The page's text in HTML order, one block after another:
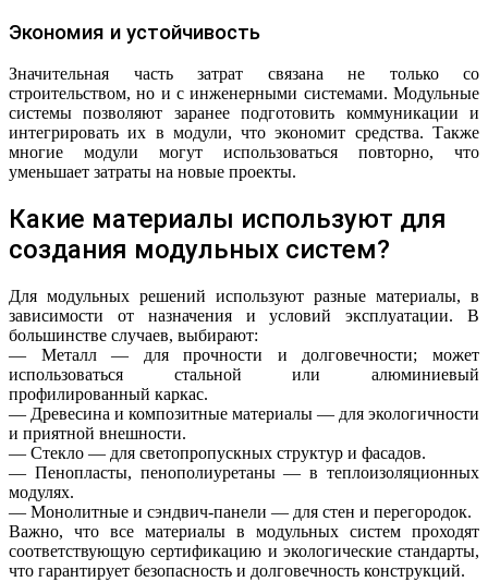
Экономия и устойчивость
Значительная часть затрат связана не только со
строительством, но и с инженерными системами. Модульные
системы позволяют заранее подготовить коммуникации и
интегрировать их в модули, что экономит средства. Также
многие модули могут использоваться повторно, что
уменьшает затраты на новые проекты.
Какие материалы используют для
создания модульных систем?
Для модульных решений используют разные материалы, в
зависимости от назначения и условий эксплуатации. В
большинстве случаев, выбирают:
— Металл — для прочности и долговечности; может
использоваться стальной или алюминиевый
профилированный каркас.
— Древесина и композитные материалы — для экологичности
и приятной внешности.
— Стекло — для светопропускных структур и фасадов.
— Пенопласты, пенополиуретаны — в теплоизоляционных
модулях.
— Монолитные и сэндвич-панели — для стен и перегородок.
Важно, что все материалы в модульных систем проходят
соответствующую сертификацию и экологические стандарты,
что гарантирует безопасность и долговечность конструкций.